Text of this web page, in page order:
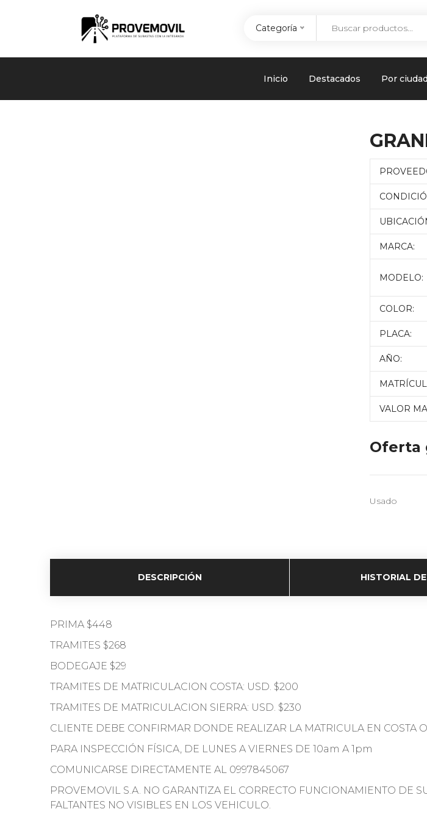
Categoría
Inicio Destacados Por
MARCA:
MODELO:
COLOR:
PLACA:
AÑO:
VALOR
Oferta
Usado
DESCRIPCIÓN HISTORIAL
PRIMA $448
TRAMITES $268
BODEGAJE $29
TRAMITES DE MATRICULACION COSTA: USD. $200
TRAMITES DE MATRICULACION SIERRA: USD. $230
CLIENTE DEBE CONFIRMAR DONDE REALIZAR LA MATRICULA EN COSTA
PARA INSPECCIÓN FÍSICA, DE LUNES A VIERNES DE 10am A 1pm
COMUNICARSE DIRECTAMENTE AL 0997845067
PROVEMOVIL S.A. NO GARANTIZA EL CORRECTO FUNCIONAMIENTO DE
FALTANTES NO VISIBLES EN LOS VEHICULO.